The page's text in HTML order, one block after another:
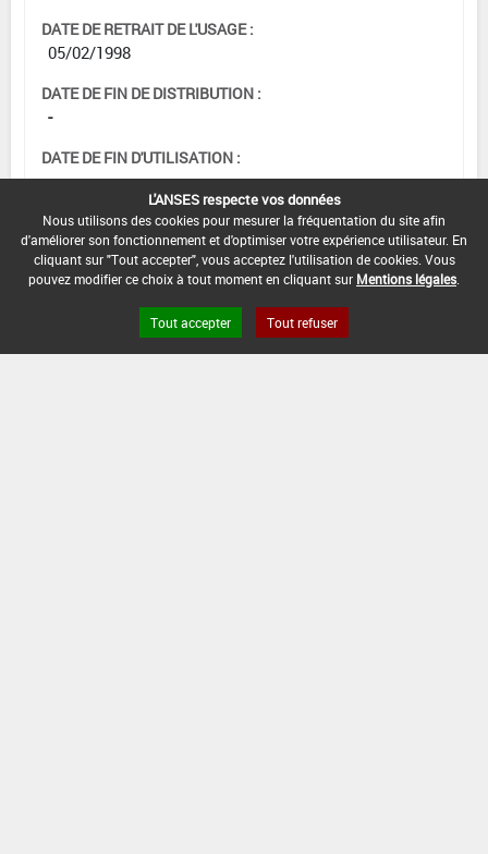
DATE DE RETRAIT DE L'USAGE :
05/02/1998
DATE DE FIN DE DISTRIBUTION :
-
DATE DE FIN D'UTILISATION :
-
[12703104] Vigne*Trt Part.Aer.*Tordeuses
de la grappe
D'EMPLOI
NOMBRE MAX
D'APPLICATION
DÉLAIS AVANT
RÉCOLTE
L'ANSES respecte vos données
Nous utilisons des cookies pour mesurer la fréquentation du site afin
d'améliorer son fonctionnement et d'optimiser votre expérience utilisateur. En
cliquant sur "Tout accepter", vous acceptez l'utilisation de cookies. Vous
pouvez modifier ce choix à tout moment en cliquant sur Mentions légales
Tout accepter Tout refuser